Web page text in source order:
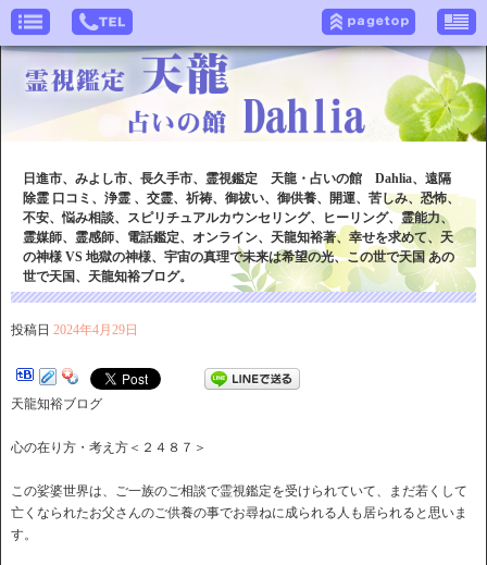
日進市、みよし市、長久手市、霊視鑑定 天龍・占いの館 Dahlia、遠隔
除霊 口コミ、浄霊 、交霊、祈祷、御祓い、御供養、開運、苦しみ、恐怖、
不安、悩み相談、スピリチュアルカウンセリング、ヒーリング、霊能力、
霊媒師、霊感師、電話鑑定、オンライン、天龍知裕著、幸せを求めて、天
の神様 VS 地獄の神様、宇宙の真理で未来は希望の光、この世で天国 あの
世で天国、天龍知裕ブログ。
投稿日 2024年4月29日
天龍知裕ブログ
心の在り方・考え方＜２４８７＞
この娑婆世界は、ご一族のご相談で霊視鑑定を受けられていて、まだ若くして
亡くなられたお父さんのご供養の事でお尋ねに成られる人も居られると思いま
す。